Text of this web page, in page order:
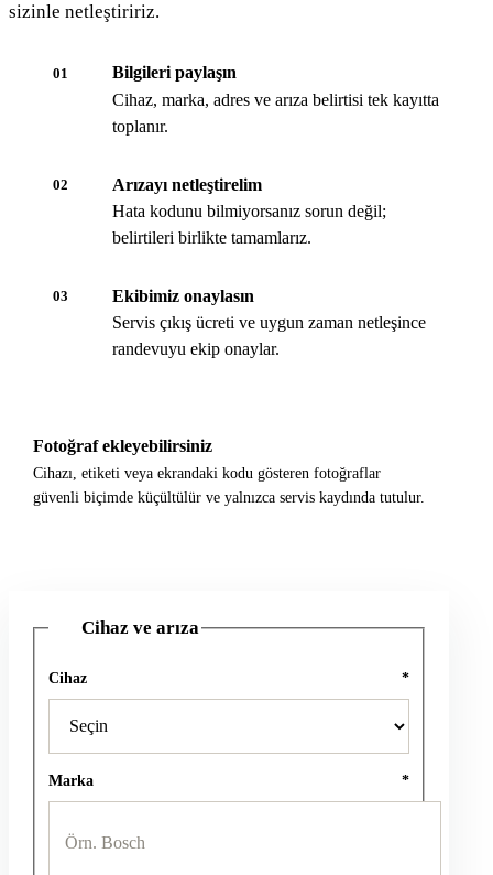
sizinle netleştiririz.
01
Bilgileri paylaşın
Cihaz, marka, adres ve arıza belirtisi tek kayıtta
toplanır.
02
Arızayı netleştirelim
Hata kodunu bilmiyorsanız sorun değil;
belirtileri birlikte tamamlarız.
03
Ekibimiz onaylasın
Servis çıkış ücreti ve uygun zaman netleşince
randevuyu ekip onaylar.
Fotoğraf ekleyebilirsiniz
Cihazı, etiketi veya ekrandaki kodu gösteren fotoğraflar
güvenli biçimde küçültülür ve yalnızca servis kaydında tutulur.
Cihaz ve arıza
Cihaz *
Marka *